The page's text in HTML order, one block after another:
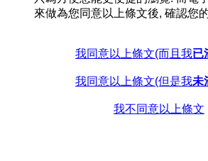
來做為您同意以上條文後, 確認您
我同意以上條文(而且我已
我同意以上條文(但是我未
我不同意以上條文